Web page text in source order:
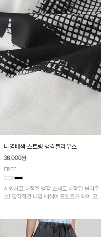
나염배색 스트링 냉감블라우스
38,000원
FREE
시원하고 쾌적한 냉감 소재로 제작된 블라우
스! 감각적인 나염 배색이 포인트가 되어 고급
착용 가능합니다~